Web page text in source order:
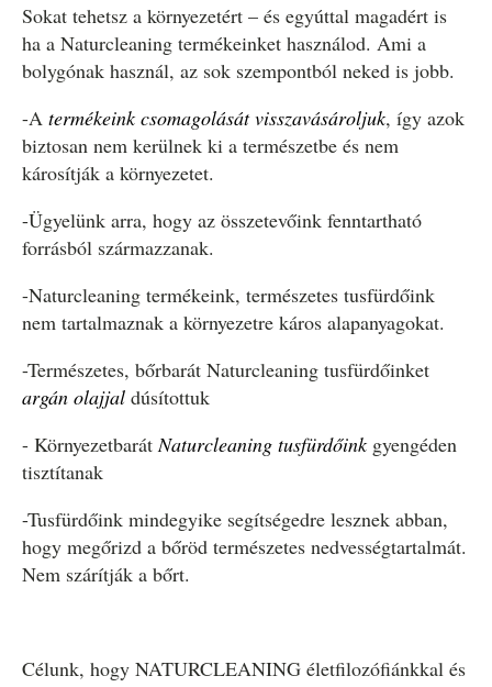
Sokat tehetsz a környezetért – és egyúttal magadért is
ha a Naturcleaning termékeinket használod. Ami a
bolygónak használ, az sok szempontból neked is jobb.
-A termékeink csomagolását visszavásároljuk, így azok
biztosan nem kerülnek ki a természetbe és nem
károsítják a környezetet.
-Ügyelünk arra, hogy az összetevőink fenntartható
forrásból származzanak.
-Naturcleaning termékeink, természetes tusfürdőink
nem tartalmaznak a környezetre káros alapanyagokat.
-Természetes, bőrbarát Naturcleaning tusfürdőinket
argán olajjal dúsítottuk
- Környezetbarát Naturcleaning tusfürdőinkgyengéden
tisztítanak
-Tusfürdőink mindegyike segítségedre lesznek abban,
hogy megőrizd a bőröd természetes nedvességtartalmát.
Nem szárítják a bőrt.
Célunk, hogy NATURCLEANING életfilozófiánkkal és